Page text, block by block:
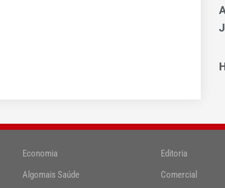
Economia
Algomais Saúde
Editoria
Comercial